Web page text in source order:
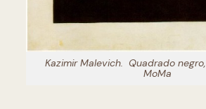
Kazimir Malevich. Quadrado negro,
MoMa